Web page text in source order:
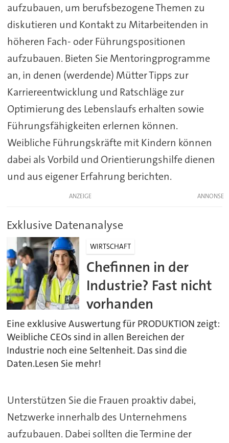
aufzubauen, um berufsbezogene Themen zu
diskutieren und Kontakt zu Mitarbeitenden in
höheren Fach- oder Führungspositionen
aufzubauen. Bieten Sie Mentoringprogramme
an, in denen (werdende) Mütter Tipps zur
Karriereentwicklung und Ratschläge zur
Optimierung des Lebenslaufs erhalten sowie
Führungsfähigkeiten erlernen können.
Weibliche Führungskräfte mit Kindern können
dabei als Vorbild und Orientierungshilfe dienen
und aus eigener Erfahrung berichten.
ANZEIGE
Exklusive Datenanalyse
WIRTSCHAFT
Chefinnen in der
Industrie? Fast nicht
vorhanden
Eine exklusive Auswertung für PRODUKTION zeigt:
Weibliche CEOs sind in allen Bereichen der
Industrie noch eine Seltenheit. Das sind die
Daten.Lesen Sie mehr!
Unterstützen Sie die Frauen proaktiv dabei,
Netzwerke innerhalb des Unternehmens
aufzubauen. Dabei sollten die Termine der